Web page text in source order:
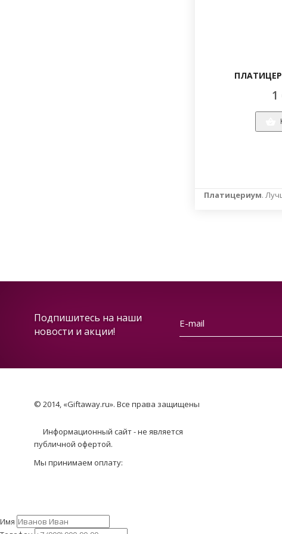
1
Платицериум.
Подпишитесь на наши
новости и акции!
© 2014, «Giftaway.ru». Все права защищены
Информационный сайт - не является
публичной офертой.
Мы принимаем оплату:
Имя